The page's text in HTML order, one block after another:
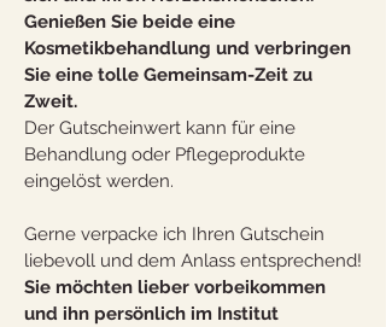
Genießen Sie beide eine
Kosmetikbehandlung und verbringen
Sie eine tolle Gemeinsam-Zeit zu
Zweit.
Der Gutscheinwert kann für eine
Behandlung oder Pflegeprodukte
eingelöst werden.
Gerne verpacke ich Ihren Gutschein
liebevoll und dem Anlass entsprechend!
Sie möchten lieber vorbeikommen
und ihn persönlich im Institut